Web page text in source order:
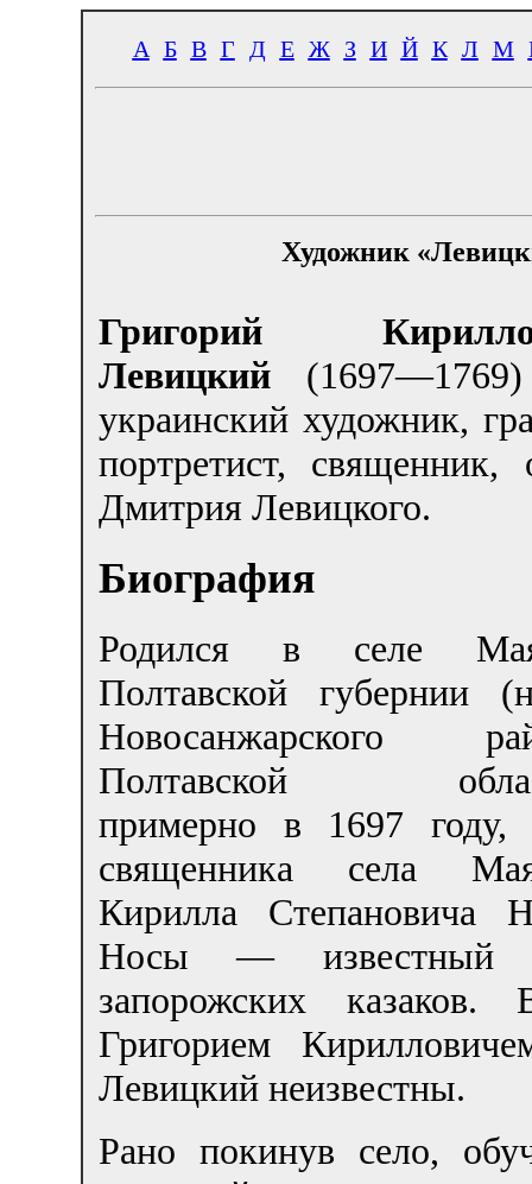
А Б В Г Д Е Ж З И Й К Л М
Художник
Григорий
Левицкий
украинский художник,
портретист, священник,
Дмитрия Левицкого.
Биография
Родился в селе
Полтавской губернии
Новосанжарского
Полтавской
примерно в 1697 году,
священника села
Кирилла Степановича
Носы — известный
запорожских
Григорием
Левицкий неизвестны.
Рано покинув село,